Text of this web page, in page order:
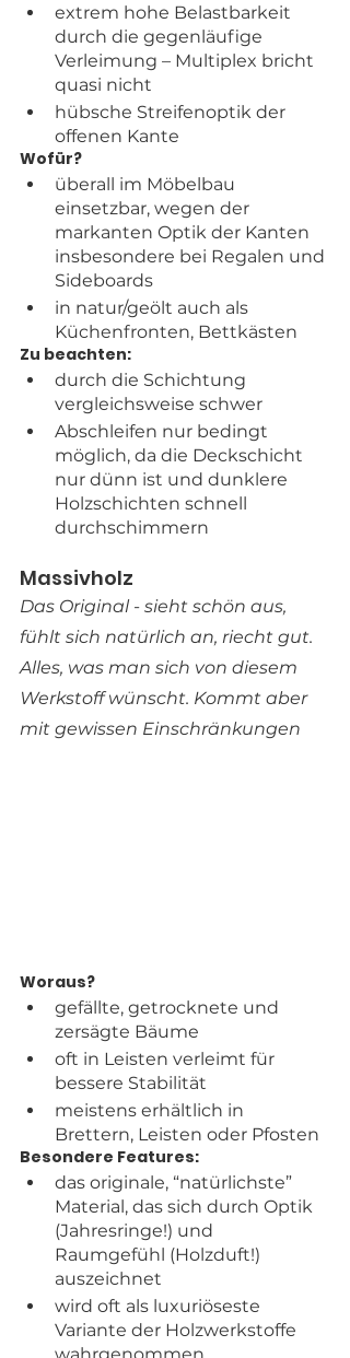
extrem hohe Belastbarkeit
durch die gegenläufige
Verleimung – Multiplex bricht
quasi nicht
hübsche Streifenoptik der
offenen Kante
Wofür?
überall im Möbelbau
einsetzbar, wegen der
markanten Optik der Kanten
insbesondere bei Regalen und
Sideboards
in natur/geölt auch als
Küchenfronten, Bettkästen
Zu beachten:
durch die Schichtung
vergleichsweise schwer
Abschleifen nur bedingt
möglich, da die Deckschicht
nur dünn ist und dunklere
Holzschichten schnell
durchschimmern
Massivholz
Das Original - sieht schön aus,
fühlt sich natürlich an, riecht gut.
Alles, was man sich von diesem
Werkstoff wünscht. Kommt aber
mit gewissen Einschränkungen
Woraus?
gefällte, getrocknete und
zersägte Bäume
oft in Leisten verleimt für
bessere Stabilität
meistens erhältlich in
Brettern, Leisten oder Pfosten
Besondere Features:
das originale, “natürlichste”
Material, das sich durch Optik
(Jahresringe!) und
Raumgefühl (Holzduft!)
auszeichnet
wird oft als luxuriöseste
Variante der Holzwerkstoffe